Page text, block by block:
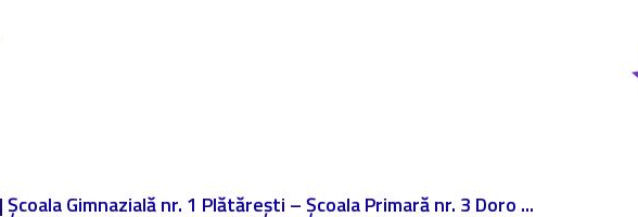
Școala Gimnazială nr. 1 Plătărești – Școala Primară nr. 3 Doro ...